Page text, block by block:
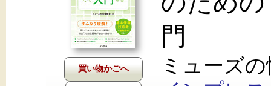
門
ミューズ